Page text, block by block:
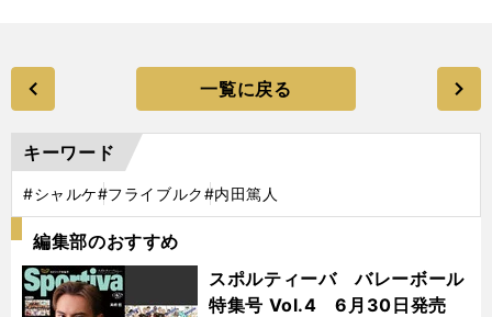
一覧に戻る
キーワード
#シャルケ#フライブルク#内田篤人
編集部のおすすめ
スポルティーバ バレーボール
特集号 Vol.4 6月30日発売